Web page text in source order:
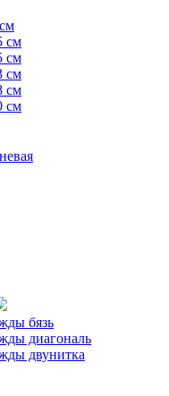
см
см
см
см
см
бязь
диагональ
двунитка